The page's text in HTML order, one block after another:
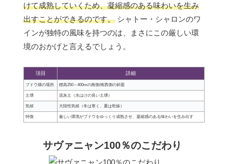
けて成熟していくため、凝縮感のある味わいを生み
出すことができるのです。 シャトー・シャロンのワ
インが独特の風味を持つのは、まさにこの厳しい環
境のおかげと言えるでしょう。
項目 詳細
ブドウ畑の場所 標高250～400mの南側/南西側の斜面
土壌 泥灰土（水はけの良い土壌）
気候 大陸性気候（冬は寒く、夏は乾燥）
特徴 厳しい環境がブドウをゆっくり成熟させ、凝縮感のある味わいを生み出す
サヴァニャン100％のこだわり